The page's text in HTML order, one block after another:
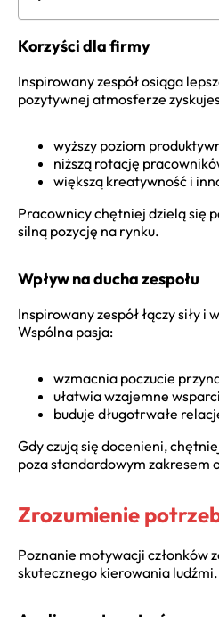
Korzyści dla firmy
Inspirowany zespół osiąga
pozytywnej atmosferze
wyższy poziom
niższą rotację
większą kreatywność i
Pracownicy chętniej dzielą się
silną pozycję na rynku.
Wpływ na ducha zespołu
Inspirowany zespół łączy siły i
Wspólna pasja:
wzmacnia poczucie
ułatwia wzajemne
buduje długotrwałe
Gdy czują się docenieni,
poza standardowym zakresem
Zrozumienie
Poznanie motywacji członków
skutecznego kierowania ludźmi.